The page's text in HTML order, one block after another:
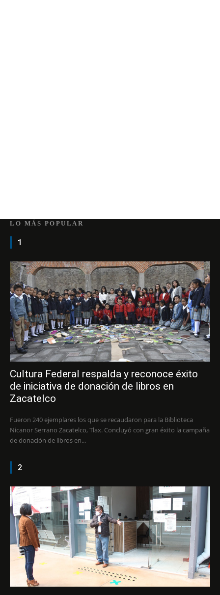
LO MÁS POPULAR
1
Cultura Federal respalda y reconoce éxito
de iniciativa de donación de libros en
Zacatelco
Fueron 240 ejemplares los que se recaudaron para la Biblioteca
Nicanor Serrano Zacatelco, Tlax. Concluyó con gran éxito la campaña
de donación de libros en...
2